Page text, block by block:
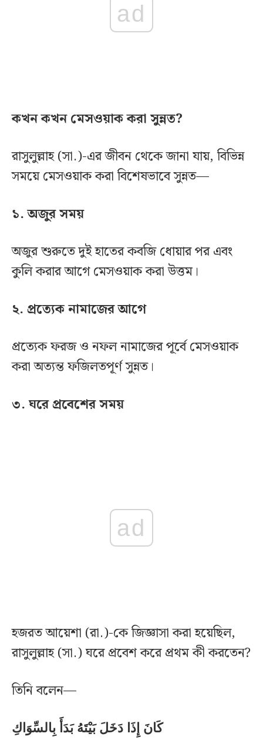
ad
কখন কখন মেসওয়াক করা সুন্নত?
রাসুলুল্লাহ (সা.)-এর জীবন থেকে জানা যায়, বিভিন্ন
সময়ে মেসওয়াক করা বিশেষভাবে সুন্নত—
১. অজুর সময়
অজুর শুরুতে দুই হাতের কবজি ধোয়ার পর এবং
কুলি করার আগে মেসওয়াক করা উত্তম।
২. প্রত্যেক নামাজের আগে
প্রত্যেক ফরজ ও নফল নামাজের পূর্বে মেসওয়াক
করা অত্যন্ত ফজিলতপূর্ণ সুন্নত।
৩. ঘরে প্রবেশের সময়
ad
হজরত আয়েশা (রা.)-কে জিজ্ঞাসা করা হয়েছিল,
রাসুলুল্লাহ (সা.) ঘরে প্রবেশ করে প্রথম কী করতেন?
তিনি বলেন—
كَانَ إِذَا دَخَلَ بَيْتَهُ بَدَأَ بِالسِّوَاكِ